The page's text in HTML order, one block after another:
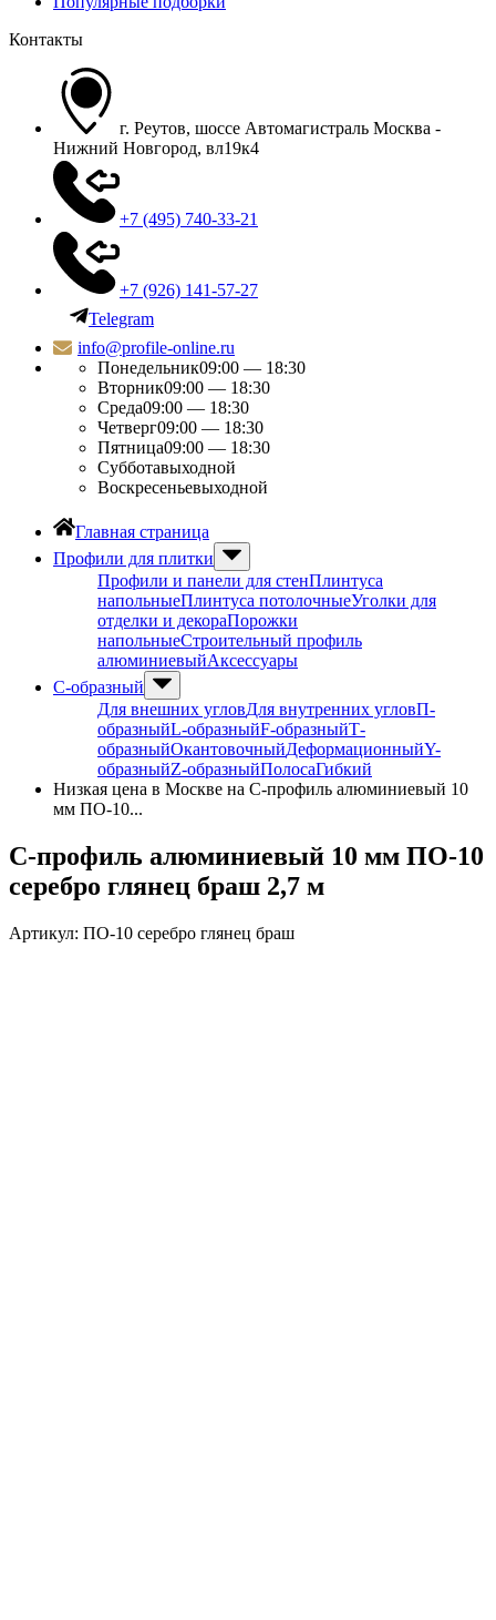
Контакты
г. Реутов, шоссе Автомагистраль Москва -
Нижний Новгород, вл19к4
+7 (495) 740-33-21
+7 (926) 141-57-27
Telegram
info@profile-online.ru
Понедельник09:00 — 18:30
Вторник09:00 — 18:30
Среда09:00 — 18:30
Четверг09:00 — 18:30
Пятница09:00 — 18:30
Субботавыходной
Воскресеньевыходной
Главная страница
Профили для плитки
Профили и панели для стенПлинтуса
напольныеПлинтуса потолочныеУголки для
отделки и декораПорожки
напольныеСтроительный профиль
алюминиевыйАксессуары
С-образный
Для внешних угловДля внутренних угловП-
образныйL-образныйF-образныйТ-
образныйОкантовочныйДеформационныйY-
образныйZ-образныйПолосаГибкий
Низкая цена в Москве на С-профиль алюминиевый 10
мм ПО-10...
С-профиль алюминиевый 10 мм ПО-10
серебро глянец браш 2,7 м
Артикул: ПО-10 серебро глянец браш